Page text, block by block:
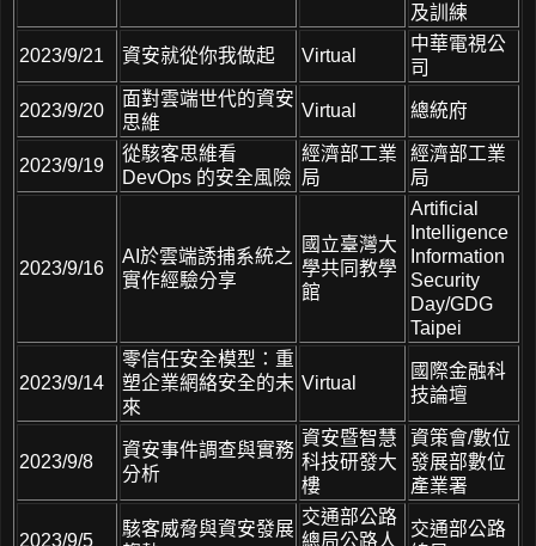
及訓練
2023/9/21 資安就從你我做起 Virtual
中華電視公
司
2023/9/20
面對雲端世代的資安
思維
Virtual 總統府
2023/9/19
從駭客思維看
DevOps 的安全風險
經濟部工業
局
經濟部工業
局
2023/9/16
AI於雲端誘捕系統之
實作經驗分享
國立臺灣大
學共同教學
館
Artificial
Intelligence
Information
Security
Day/GDG
Taipei
2023/9/14
零信任安全模型：重
塑企業網絡安全的未
來
Virtual
國際金融科
技論壇
2023/9/8
資安事件調查與實務
分析
資安暨智慧
科技研發大
樓
資策會/數位
發展部數位
產業署
2023/9/5
駭客威脅與資安發展
交通部公路
總局公路人
交通部公路